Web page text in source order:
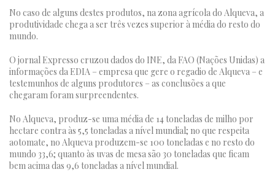
No caso de alguns destes produtos, na zona agrícola do Alqueva, a
produtividade chega a ser três vezes superior à média do resto do
mundo.
O jornal Expresso cruzou dados do INE, da FAO (Nações Unidas) a
informações da EDIA – empresa que gere o regadio de Alqueva – e
testemunhos de alguns produtores – as conclusões a que
chegaram foram surpreendentes.
No Alqueva, produz-se uma média de 14 toneladas de milho por
hectare contra às 5,5 toneladas a nível mundial; no que respeita
aotomate, no Alqueva produzem-se 100 toneladas e no resto do
mundo 33,6; quanto às uvas de mesa são 30 toneladas que ficam
bem acima das 9,6 toneladas a nível mundial.